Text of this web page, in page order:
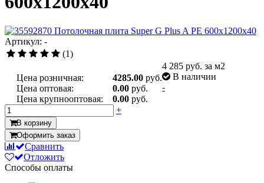
Артикул: -
(1)
Цена розничная: 4285.00 руб.
Цена оптовая:
0.00 руб.
Цена крупнооптовая:
0.00 руб.
4 285 руб. за м2
В наличии
-
+
В корзину
Оформить заказ
Сравнить
Отложить
Способы оплаты